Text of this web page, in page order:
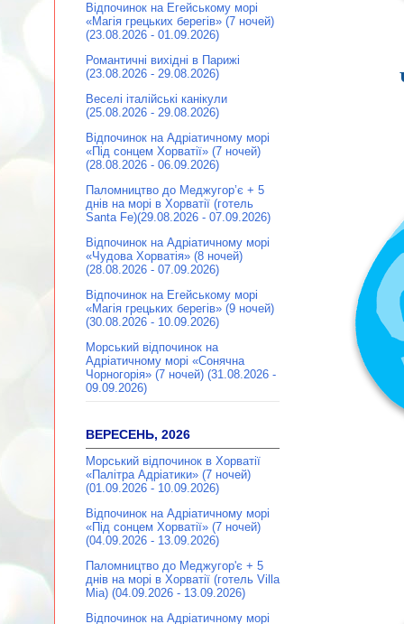
Відпочинок на Егейському морі
«Магія грецьких берегів» (7 ночей)
(23.08.2026 - 01.09.2026)
Романтичні вихідні в Парижі
(23.08.2026 - 29.08.2026)
Веселі італійські канікули
(25.08.2026 - 29.08.2026)
Відпочинок на Адріатичному морі
«Під сонцем Хорватії» (7 ночей)
(28.08.2026 - 06.09.2026)
Паломництво до Меджугор’є + 5
днів на морі в Хорватії (готель
Santa Fe)(29.08.2026 - 07.09.2026)
Відпочинок на Адріатичному морі
«Чудова Хорватія» (8 ночей)
(28.08.2026 - 07.09.2026)
Відпочинок на Егейському морі
«Магія грецьких берегів» (9 ночей)
(30.08.2026 - 10.09.2026)
Морський відпочинок на
Адріатичному морі «Сонячна
Чорногорія» (7 ночей) (31.08.2026 -
09.09.2026)
ВЕРЕСЕНЬ, 2026
Морський відпочинок в Хорватії
«Палітра Адріатики» (7 ночей)
(01.09.2026 - 10.09.2026)
Відпочинок на Адріатичному морі
«Під сонцем Хорватії» (7 ночей)
(04.09.2026 - 13.09.2026)
Паломництво до Меджугор'є + 5
днів на морі в Хорватії (готель Villa
Mia) (04.09.2026 - 13.09.2026)
Відпочинок на Адріатичному морі